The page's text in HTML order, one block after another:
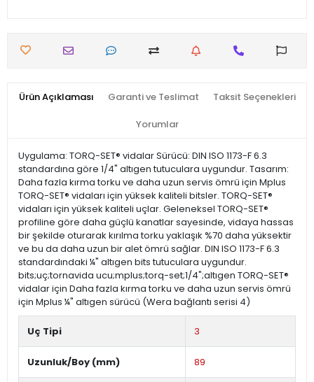
Ürün Açıklaması Garanti ve Teslimat Taksit Seçenekleri
Yorumlar
Uygulama: TORQ-SET® vidalar Sürücü: DIN ISO 1173-F 6.3
standardına göre 1/4" altıgen tutuculara uygundur. Tasarım:
Daha fazla kırma torku ve daha uzun servis ömrü için Mplus
TORQ-SET® vidaları için yüksek kaliteli bitsler. TORQ-SET®
vidaları için yüksek kaliteli uçlar. Geleneksel TORQ-SET®
profiline göre daha güçlü kanatlar sayesinde, vidaya hassas
bir şekilde oturarak kırılma torku yaklaşık %70 daha yüksektir
ve bu da daha uzun bir alet ömrü sağlar. DIN ISO 1173-F 6.3
standardındaki ¼" altıgen bits tutuculara uygundur.
bits;uç;tornavida ucu;mplus;torq-set;1/4";altıgen TORQ-SET®
vidalar için Daha fazla kırma torku ve daha uzun servis ömrü
için Mplus ¼" altıgen sürücü (Wera bağlantı serisi 4)
Uç Tipi 3
Uzunluk/Boy (mm) 89